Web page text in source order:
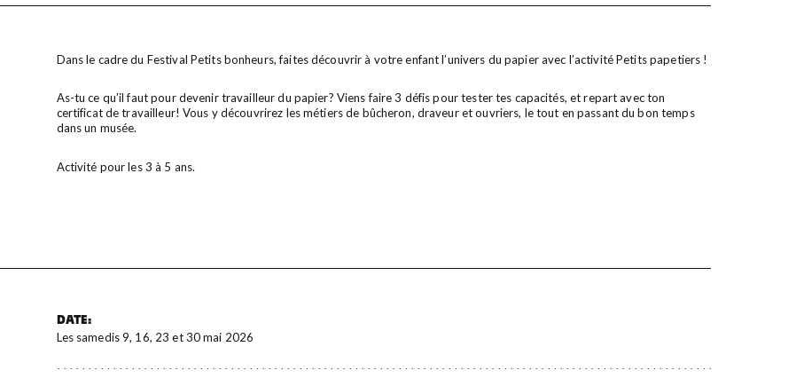
Dans le cadre du Festival Petits bonheurs, faites découvrir à votre enfant l’univers du papier avec l’activité Petits papetiers !
As-tu ce qu’il faut pour devenir travailleur du papier? Viens faire 3 défis pour tester tes capacités, et repart avec ton
certificat de travailleur! Vous y découvrirez les métiers de bûcheron, draveur et ouvriers, le tout en passant du bon temps
dans un musée.
Activité pour les 3 à 5 ans.
DATE:
Les samedis 9, 16, 23 et 30 mai 2026